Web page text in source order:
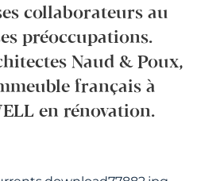
collaborateurs au
préoccupations.
Naud & Poux,
français à
en rénovation.